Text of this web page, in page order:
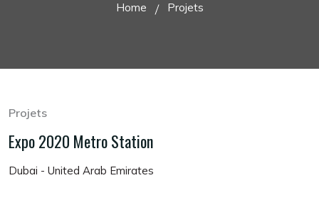
Home Projets
Projets
Expo 2020 Metro Station
Dubai - United Arab Emirates